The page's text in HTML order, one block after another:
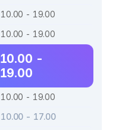
10.00 - 19.00
10.00 - 19.00
10.00 -
19.00
10.00 - 19.00
10.00 - 17.00